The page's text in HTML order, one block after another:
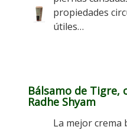
propiedades
útiles…
Bálsamo de Tigre,
Radhe Shyam
La mejor crema